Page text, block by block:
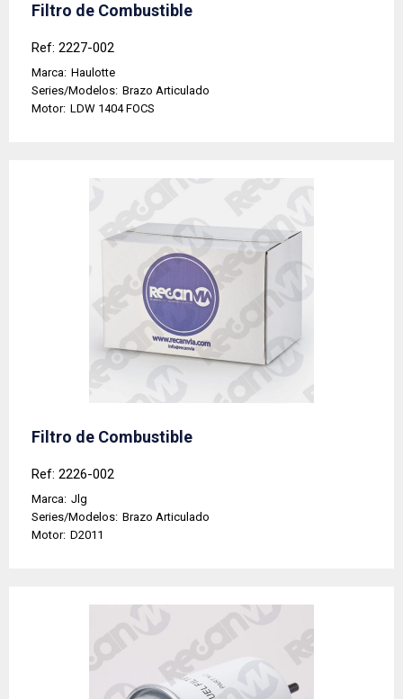
Filtro de Combustible
Ref: 2227-002
Marca: Haulotte
Series/Modelos: Brazo Articulado
Motor: LDW 1404 FOCS
Filtro de Combustible
Ref: 2226-002
Marca: Jlg
Series/Modelos: Brazo Articulado
Motor: D2011